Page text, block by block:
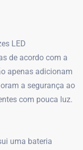
LED
de acordo com a
apenas adicionam
a segurança ao
com pouca luz.
uma bateria